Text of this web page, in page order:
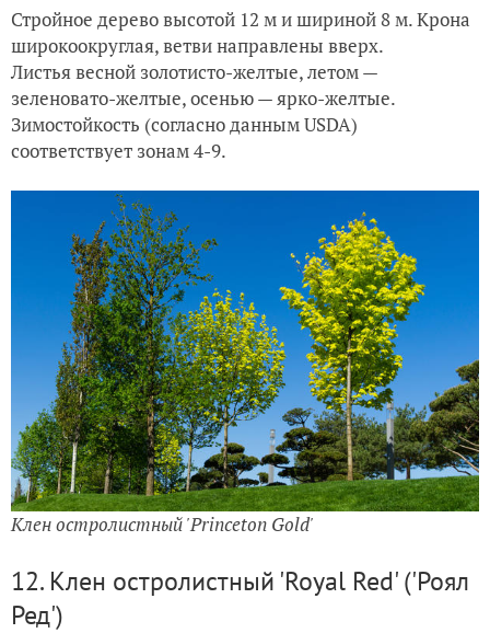
Стройное дерево высотой 12 м и шириной 8 м. Крона
широкоокруглая, ветви направлены вверх.
Листья весной золотисто-желтые, летом —
зеленовато-желтые, осенью — ярко-желтые.
Зимостойкость (согласно данным USDA)
соответствует зонам 4-9.
Клен остролистный 'Princeton Gold'
12. Клен остролистный 'Royal Red' ('Роял
Ред')